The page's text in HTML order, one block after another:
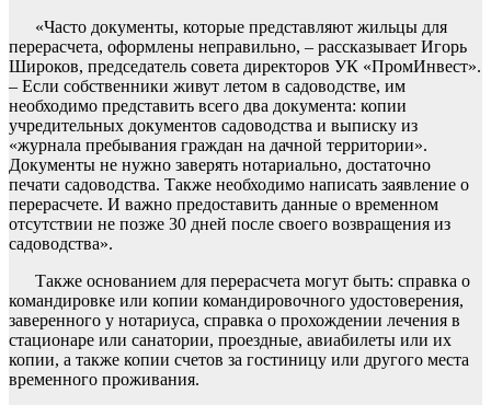
«Часто документы, которые представляют жильцы для
перерасчета, оформлены неправильно, – рассказывает Игорь
Широков, председатель совета директоров УК «ПромИнвест».
– Если собственники живут летом в садоводстве, им
необходимо представить всего два документа: копии
учредительных документов садоводства и выписку из
«журнала пребывания граждан на дачной территории».
Документы не нужно заверять нотариально, достаточно
печати садоводства. Также необходимо написать заявление о
перерасчете. И важно предоставить данные о временном
отсутствии не позже 30 дней после своего возвращения из
садоводства».
Также основанием для перерасчета могут быть: справка о
командировке или копии командировочного удостоверения,
заверенного у нотариуса, справка о прохождении лечения в
стационаре или санатории, проездные, авиабилеты или их
копии, а также копии счетов за гостиницу или другого места
временного проживания.